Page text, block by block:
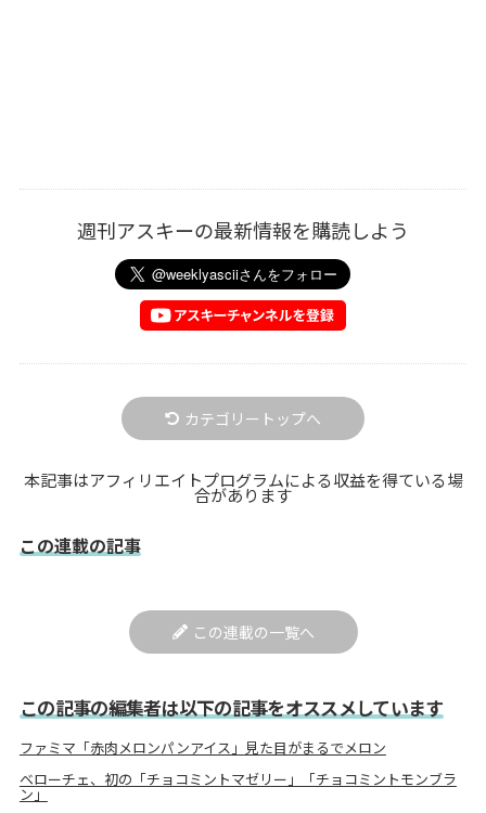
週刊アスキーの最新情報を購読しよう
カテゴリートップへ
本記事はアフィリエイトプログラムによる収益を得ている場
合があります
この連載の記事
この連載の一覧へ
この記事の編集者は以下の記事をオススメしています
ファミマ「赤肉メロンパンアイス」見た目がまるでメロン
ベローチェ、初の「チョコミントマゼリー」「チョコミントモンブラ
ン」